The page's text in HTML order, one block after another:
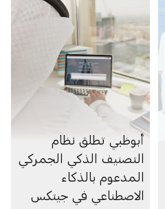
أبوظبي تطلق نظام
التصنيف الذكي الجمركي
المدعوم بالذكاء
الاصطناعي في جيتكس